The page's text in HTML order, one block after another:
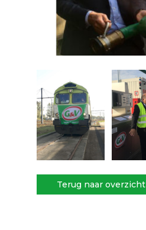
Terug naar overzicht